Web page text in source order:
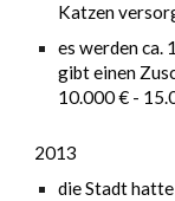
Katzen
es werden ca.
gibt einen
10.000 € -
2013
die Stadt